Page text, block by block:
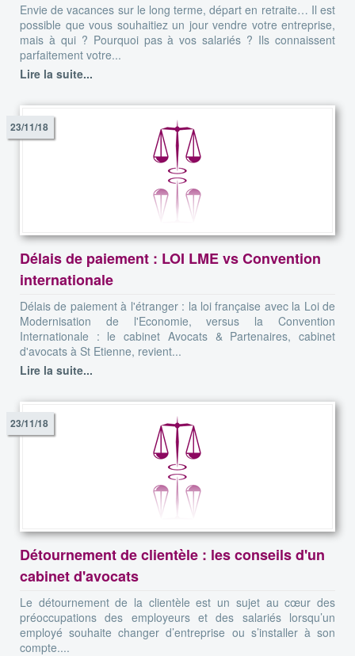
Envie de vacances sur le long terme, départ en retraite… Il est
possible que vous souhaitiez un jour vendre votre entreprise,
mais à qui ? Pourquoi pas à vos salariés ? Ils connaissent
parfaitement votre...
Lire la suite...
23/11/18
Délais de paiement : LOI LME vs Convention
internationale
Délais de paiement à l'étranger : la loi française avec la Loi de
Modernisation de l'Economie, versus la Convention
Internationale : le cabinet Avocats & Partenaires, cabinet
d'avocats à St Etienne, revient...
Lire la suite...
23/11/18
Détournement de clientèle : les conseils d'un
cabinet d'avocats
Le détournement de la clientèle est un sujet au cœur des
préoccupations des employeurs et des salariés lorsqu’un
employé souhaite changer d’entreprise ou s’installer à son
compte....